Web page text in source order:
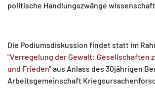
politische Handlungszwänge
Die Podiumsdiskussion findet statt im
"Verregelung der Gewalt: Gesellschaften
und Frieden"aus Anlass des 30jährigen
Arbeitsgemeinschaft